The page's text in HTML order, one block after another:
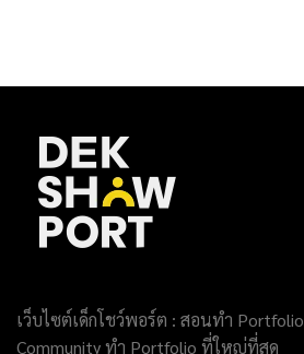
เว็บไซต์เด็กโชว์พอร์ต : สอนทำ Portfolio
Community ทำ Portfolio ที่ใหญ่ที่สุด